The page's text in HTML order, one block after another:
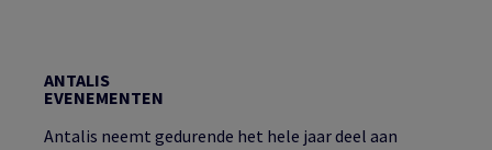
ANTALIS
EVENEMENTEN
Antalis neemt gedurende het hele jaar deel aan